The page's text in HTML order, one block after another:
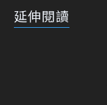
延伸閱讀